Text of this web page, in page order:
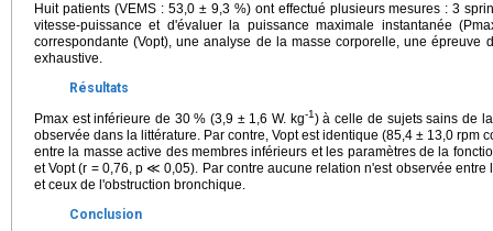
Huit patients (VEMS : 53,0 ± 9,3 %) ont effectué plusieurs mesures : 3
vitesse-puissance et d'évaluer la puissance maximale instantanée
correspondante (Vopt), une analyse de la masse corporelle, une épreuve
exhaustive.
Résultats
Pmax est inférieure de 30 % (3,9 ± 1,6 W. kg-1) à celle de sujets sains de
observée dans la littérature. Par contre, Vopt est identique (85,4 ± 13,0 rpm
entre la masse active des membres inférieurs et les paramètres de la
et Vopt (r = 0,76, p ≪ 0,05). Par contre aucune relation n'est observée
et ceux de l'obstruction bronchique.
Conclusion